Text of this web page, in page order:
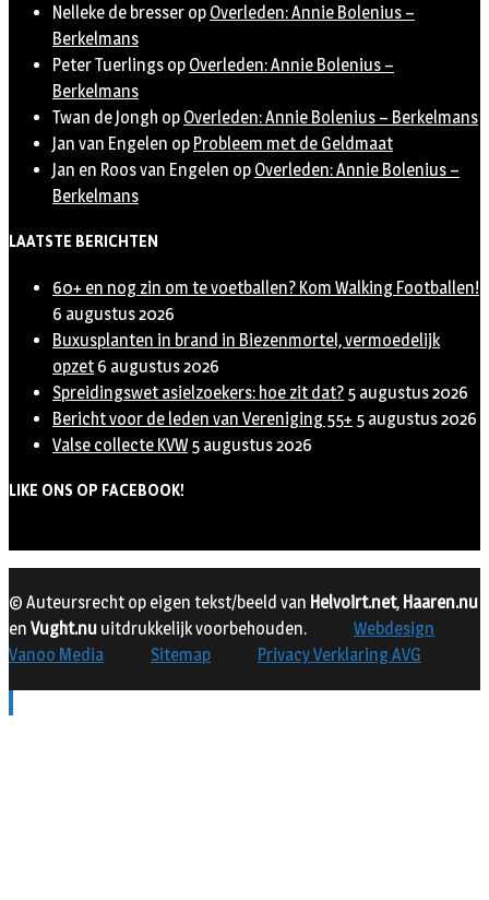
Nelleke de bresser op Overleden: Annie Bolenius –
Berkelmans
Peter Tuerlings op Overleden: Annie Bolenius –
Berkelmans
Twan de Jongh op Overleden: Annie Bolenius – Berkelmans
Jan van Engelen op Probleem met de Geldmaat
Jan en Roos van Engelen op Overleden: Annie Bolenius –
Berkelmans
LAATSTE BERICHTEN
60+ en nog zin om te voetballen? Kom Walking Footballen!
6 augustus 2026
Buxusplanten in brand in Biezenmortel, vermoedelijk
opzet 6 augustus 2026
Spreidingswet asielzoekers: hoe zit dat? 5 augustus 2026
Bericht voor de leden van Vereniging 55+ 5 augustus 2026
Valse collecte KVW 5 augustus 2026
LIKE ONS OP FACEBOOK!
© Auteursrecht op eigen tekst/beeld van Helvoirt.net, Haaren.nu
en Vught.nu uitdrukkelijk voorbehouden.
Webdesign
Vanoo Media
Sitemap Privacy Verklaring AVG